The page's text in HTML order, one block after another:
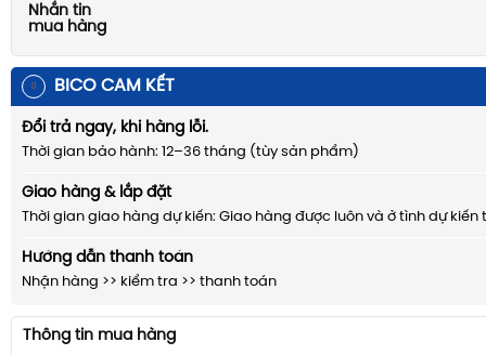
Nhắn tin
mua hàng
BICO CAM KẾT
Đổi trả ngay, khi hàng lỗi.
Thời gian bảo hành: 12–36 tháng (tùy sản phẩm)
Giao hàng & lắp đặt
Thời gian giao hàng dự kiến: Giao hàng được luôn và ở tình dự kiến
Hướng dẫn thanh toán
Nhận hàng >> kiểm tra >> thanh toán
Thông tin mua hàng